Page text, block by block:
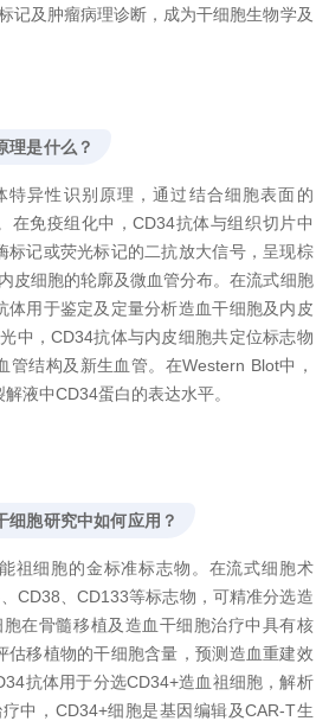
记及肿瘤病理诊断，成为干细胞生物学及
理是什么？
特异性识别原理，通过结合细胞表面的
在免疫组化中，CD34抗体与组织切片中
标记或荧光标记的二抗放大信号，呈现棕
皮细胞的轮廓及微血管分布。在流式细胞
体用于鉴定及定量分析造血干细胞及内皮
中，CD34抗体与内皮细胞共定位标志物
管结构及新生血管。在Western Blot中，
液中CD34蛋白的表达水平。
细胞研究中如何应用？
祖细胞的金标准标志物。在流式细胞术
CD38、CD133等标志物，可精准分选造
在骨髓移植及造血干细胞治疗中具有核
估移植物的干细胞含量，预测造血重建效
抗体用于分选CD34+造血祖细胞，解析
中，CD34+细胞是基因编辑及CAR-T生